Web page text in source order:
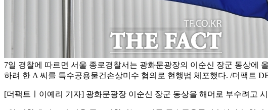
7일 경찰에 따르면 서울 종로경찰서는 광화문광장의 이순신 장군 동상에
하려 한 A 씨를 특수공용물건손상미수 혐의로 현행범 체포했다. /더팩트
[더팩트ㅣ이예리 기자] 광화문광장 이순신 장군 동상을 해머로 부수려고